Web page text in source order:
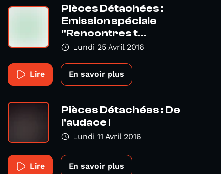
Pièces Détachées :
Emission spéciale
"Rencontres t...
Lundi 25 Avril 2016
Lire En savoir plus
Pièces Détachées : De
l'audace !
Lundi 11 Avril 2016
Lire En savoir plus